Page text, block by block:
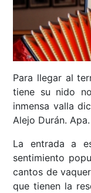
Para llegar al
tiene su nido
inmensa valla
Alejo Durán. Apa.
La entrada a
sentimiento
cantos de
que tienen la